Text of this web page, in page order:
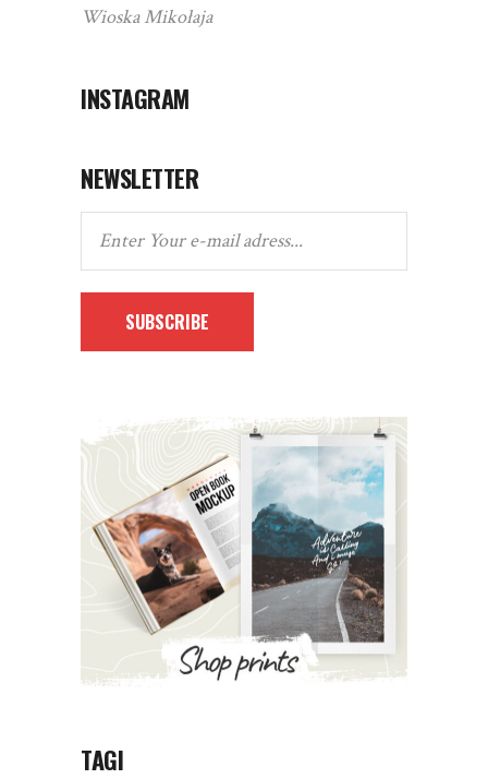
Wioska Mikołaja
INSTAGRAM
NEWSLETTER
SUBSCRIBE
TAGI